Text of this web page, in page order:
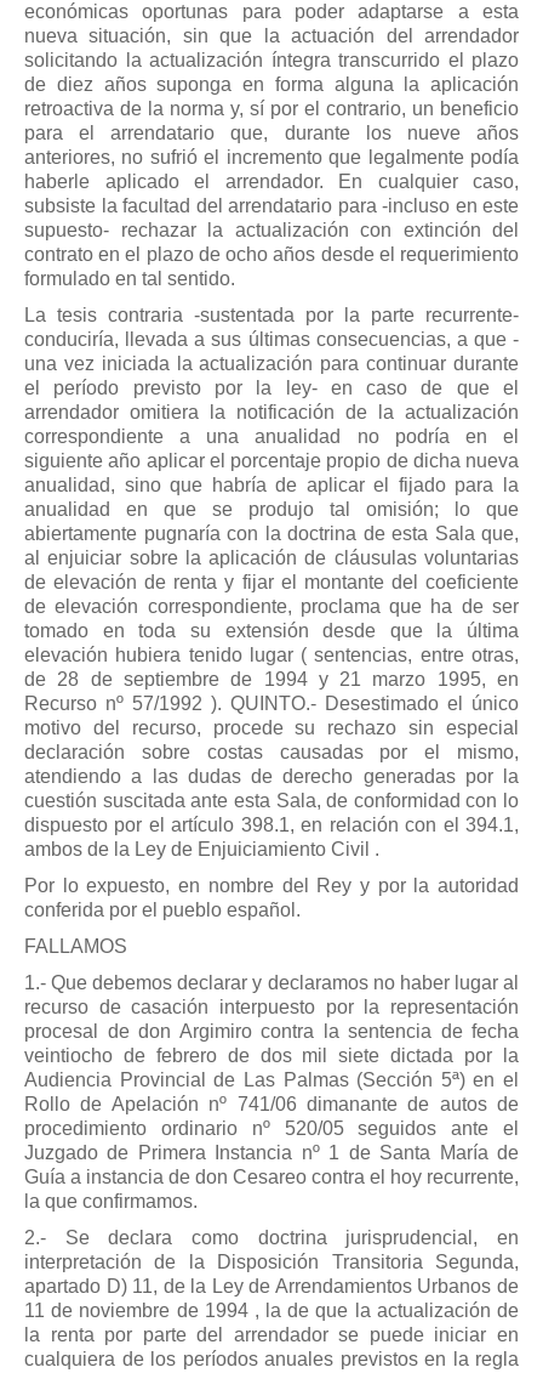
económicas oportunas para poder adaptarse a esta
nueva situación, sin que la actuación del arrendador
solicitando la actualización íntegra transcurrido el plazo
de diez años suponga en forma alguna la aplicación
retroactiva de la norma y, sí por el contrario, un beneficio
para el arrendatario que, durante los nueve años
anteriores, no sufrió el incremento que legalmente podía
haberle aplicado el arrendador. En cualquier caso,
subsiste la facultad del arrendatario para -incluso en este
supuesto- rechazar la actualización con extinción del
contrato en el plazo de ocho años desde el requerimiento
formulado en tal sentido.
La tesis contraria -sustentada por la parte recurrente-
conduciría, llevada a sus últimas consecuencias, a que -
una vez iniciada la actualización para continuar durante
el período previsto por la ley- en caso de que el
arrendador omitiera la notificación de la actualización
correspondiente a una anualidad no podría en el
siguiente año aplicar el porcentaje propio de dicha nueva
anualidad, sino que habría de aplicar el fijado para la
anualidad en que se produjo tal omisión; lo que
abiertamente pugnaría con la doctrina de esta Sala que,
al enjuiciar sobre la aplicación de cláusulas voluntarias
de elevación de renta y fijar el montante del coeficiente
de elevación correspondiente, proclama que ha de ser
tomado en toda su extensión desde que la última
elevación hubiera tenido lugar ( sentencias, entre otras,
de 28 de septiembre de 1994 y 21 marzo 1995, en
Recurso nº 57/1992 ). QUINTO.- Desestimado el único
motivo del recurso, procede su rechazo sin especial
declaración sobre costas causadas por el mismo,
atendiendo a las dudas de derecho generadas por la
cuestión suscitada ante esta Sala, de conformidad con lo
dispuesto por el artículo 398.1, en relación con el 394.1,
ambos de la Ley de Enjuiciamiento Civil .
Por lo expuesto, en nombre del Rey y por la autoridad
conferida por el pueblo español.
FALLAMOS
1.- Que debemos declarar y declaramos no haber lugar al
recurso de casación interpuesto por la representación
procesal de don Argimiro contra la sentencia de fecha
veintiocho de febrero de dos mil siete dictada por la
Audiencia Provincial de Las Palmas (Sección 5ª) en el
Rollo de Apelación nº 741/06 dimanante de autos de
procedimiento ordinario nº 520/05 seguidos ante el
Juzgado de Primera Instancia nº 1 de Santa María de
Guía a instancia de don Cesareo contra el hoy recurrente,
la que confirmamos.
2.- Se declara como doctrina jurisprudencial, en
interpretación de la Disposición Transitoria Segunda,
apartado D) 11, de la Ley de Arrendamientos Urbanos de
11 de noviembre de 1994 , la de que la actualización de
la renta por parte del arrendador se puede iniciar en
cualquiera de los períodos anuales previstos en la regla